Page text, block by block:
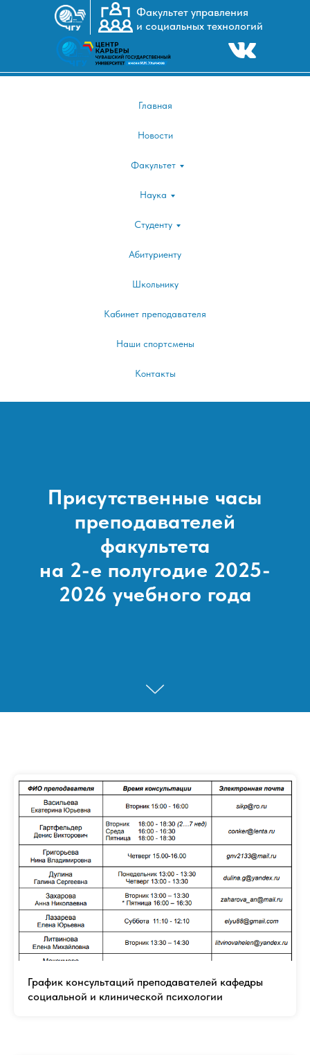
Факультет управления
и социальных технологий
Главная
Новости
Факультет
Наука
Студенту
Абитуриенту
Школьнику
Кабинет преподавателя
Наши спортсмены
Контакты
Присутственные часы
преподавателей
факультета
на 2-е полугодие 2025-
2026 учебного года
График консультаций преподавателей кафедры
социальной и клинической психологии